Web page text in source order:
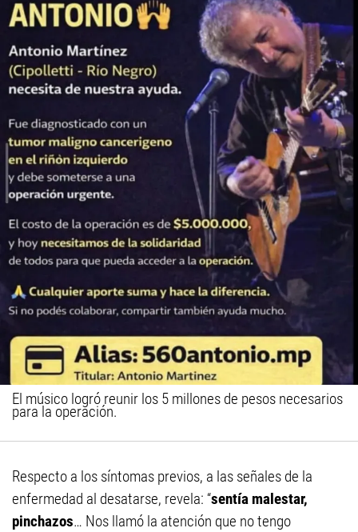
El músico logró reunir los 5 millones de pesos necesarios
para la operación.
Respecto a los síntomas previos, a las señales de la
enfermedad al desatarse, revela: “sentía malestar,
pinchazos… Nos llamó la atención que no tengo